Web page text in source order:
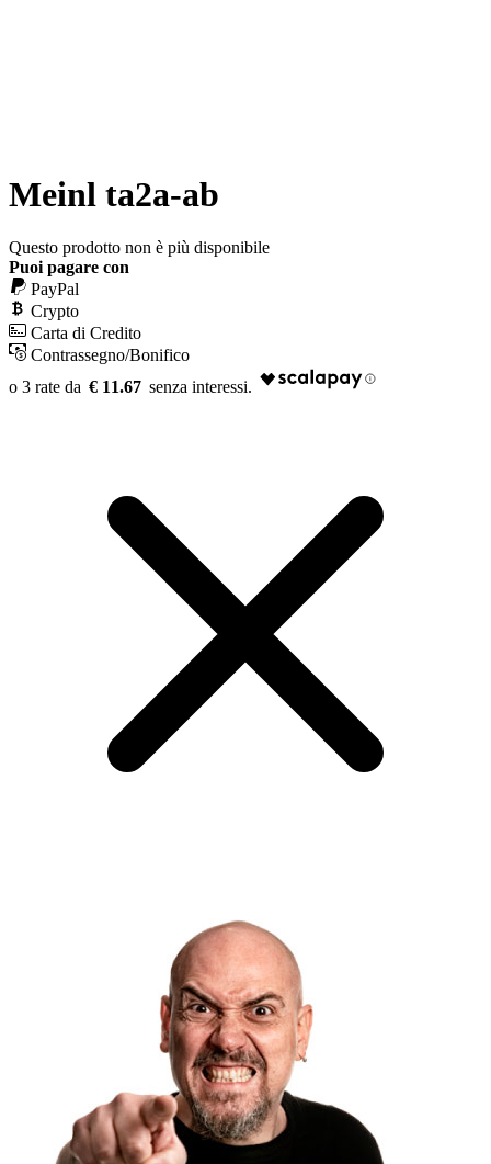
Meinl ta2a-ab
Questo prodotto non è più disponibile
Puoi pagare con
PayPal
Crypto
Carta di Credito
Contrassegno/Bonifico
€ 11.67